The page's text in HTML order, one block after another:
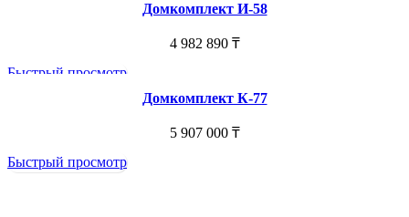
Домкомплект И-58
4 982 890 ₸
Быстрый просмотр
Домкомплект К-77
5 907 000 ₸
Быстрый просмотр